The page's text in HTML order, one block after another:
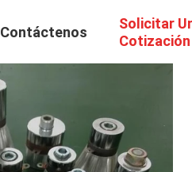
Contáctenos
Solicitar
Cotización